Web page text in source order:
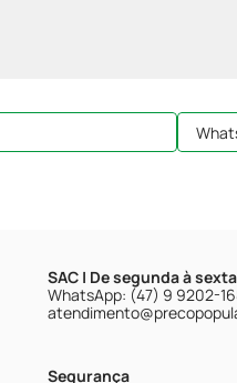
SAC | De segunda à
WhatsApp: (47) 9 9202-
Segurança